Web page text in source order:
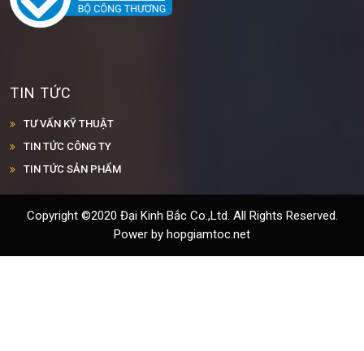
TƯ VẤN KỸ THUẬT
TIN TỨC CÔNG TY
TIN TỨC SẢN PHẨM
Copyright ©2020 Đại Kinh Bắc Co.,Ltd. All Rights Reserved.
Power by hopgiamtoc.net